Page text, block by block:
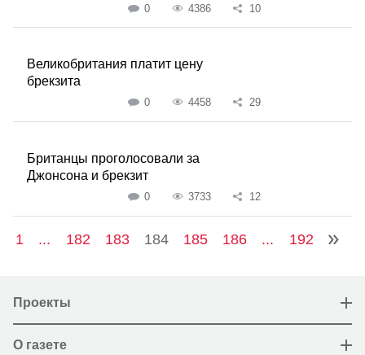
0 4386 10
Великобритания платит цену
брекзита
0 4458 29
Британцы проголосовали за
Джонсона и брекзит
0 3733 12
1 ... 182 183 184 185 186 ... 192
Проекты
О газете